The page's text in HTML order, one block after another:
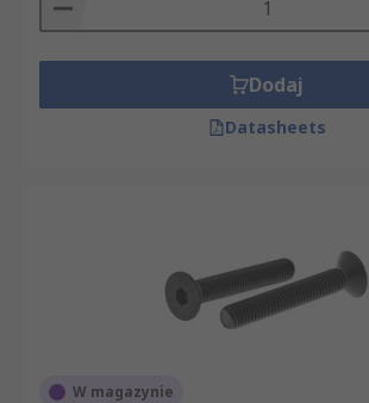
Dodaj
Datasheets
W magazynie